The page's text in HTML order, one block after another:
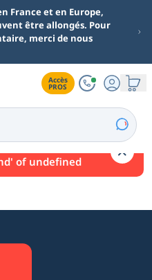
France et en Europe,
être allongés. Pour
merci de nous
Accès
PROS
of undefined